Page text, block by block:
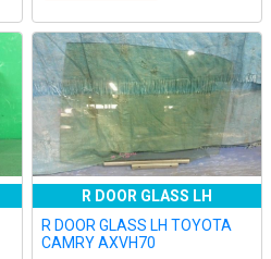
R DOOR GLASS LH
R DOOR GLASS LH TOYOTA
CAMRY AXVH70